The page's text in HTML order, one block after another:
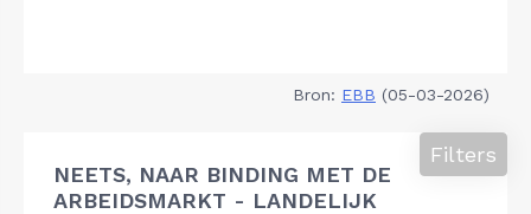
Bron: EBB (05-03-2026)
NEETS, NAAR BINDING MET DE
ARBEIDSMARKT - LANDELIJK
Filters